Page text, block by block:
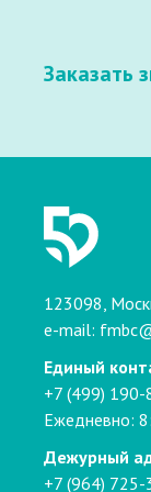
Заказать
123098,
e-mail:
Единый
+7 (499) 190-
Ежедневно:
Дежурный
+7 (964)